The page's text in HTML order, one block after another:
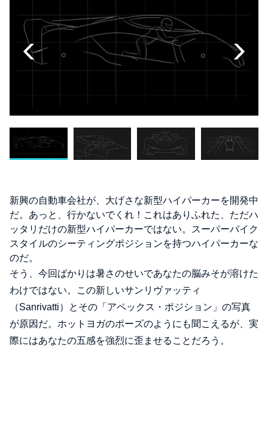
新興の自動車会社が、大げさな新型ハイパーカーを開発中
だ。あっと、行かないでくれ！これはありふれた、ただハ
ッタリだけの新型ハイパーカーではない。スーパーバイク
スタイルのシーティングポジションを持つハイパーカーな
のだ。
そう、今回ばかりは暑さのせいであなたの脳みそが溶けた
わけではない。この新しいサンリヴァッティ
（Sanrivatti）とその「アペックス・ポジション」の写真
が原因だ。ホットヨガのポーズのようにも聞こえるが、実
際にはあなたの五感を強烈に歪ませることだろう。